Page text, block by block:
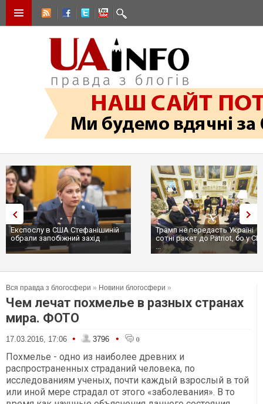
Трамп не передасть Україні
сотні ракет до Patriot, бо у США
Вибух у ресторані в Москві:
ціллю був головком ВКС
пр...
Вся правда з блогосфери » Новини блогосфери »
Чем лечат похмелье в разных странах
мира. ФОТО
17.03.2016, 17:06 • 3796 • 0
Похмелье - одно из наиболее древних и
распространенных страданий человека, по
исследованиям ученых, почти каждый взрослый в той
или иной мере страдал от этого «заболевания». В то